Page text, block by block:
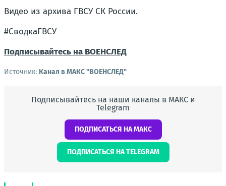
Видео из архива ГВСУ СК России.
#СводкаГВСУ
Подписывайтесь на ВОЕНСЛЕД
Источник: Канал в МАКС "ВОЕНСЛЕД"
Подписывайтесь на наши каналы в МАКС и
Telegram
ПОДПИСАТЬСЯ НА МАКС
ПОДПИСАТЬСЯ НА TELEGRAM